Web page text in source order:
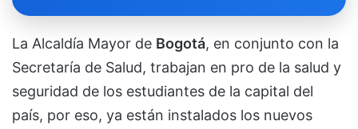
La Alcaldía Mayor de Bogotá, en conjunto con la
Secretaría de Salud, trabajan en pro de la salud y
seguridad de los estudiantes de la capital del
país, por eso, ya están instalados los nuevos